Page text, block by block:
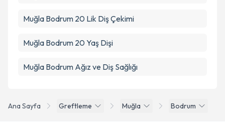
Ana Sayfa Greftleme Muğla Bodrum
Muğla Bodrum 20 Lik Diş Çekimi
Muğla Bodrum 20 Yaş Dişi
Muğla Bodrum Ağız ve Diş Sağlığı